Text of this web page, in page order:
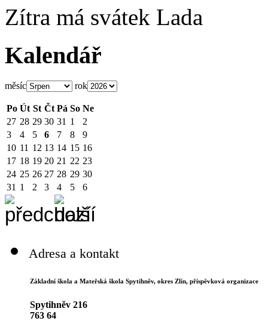
Zítra má svátek Lada
Kalendář
měsíc rok
Po Út St Čt Pá So Ne
27 28 29 30 31 1
2
3
4 5 6 7 8
9
10 11 12 13 14 15 16
17 18 19 20 21 22 23
24 25 26 27 28 29 30
31 1 2 3 4 5 6
Adresa a kontakt
Základní škola a Mateřská škola Spytihněv, okres Zlín, příspěvková organizace
Spytihněv 216
763 64